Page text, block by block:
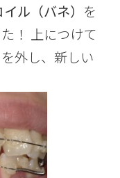
ル（バネ） を
！ 上につけて
を外し、新しい